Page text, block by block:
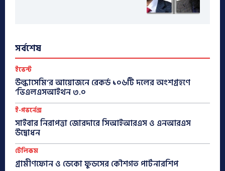
সর্বশেষ
ইভেন্ট
উল্কাসেমি’র আয়োজনে রেকর্ড ১০৬টি দলের অংশগ্রহণে
‘ভিএলএসআইথন ৩.০
ই-গভর্নেন্স
সাইবার নিরাপত্তা জোরদারে সিআইআরএস ও এনআরএস
উদ্বোধন
টেলিকম
গ্রামীণফোন ও ডেকো ফুডসের কৌশগত পার্টনারশিপ